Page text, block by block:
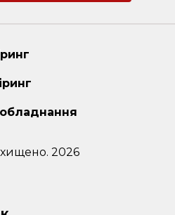
2026